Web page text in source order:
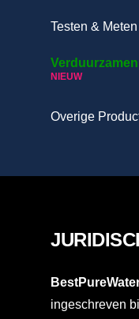
Testen & Meten
Verduurzamen
NIEUW
Overige
ingeschreven